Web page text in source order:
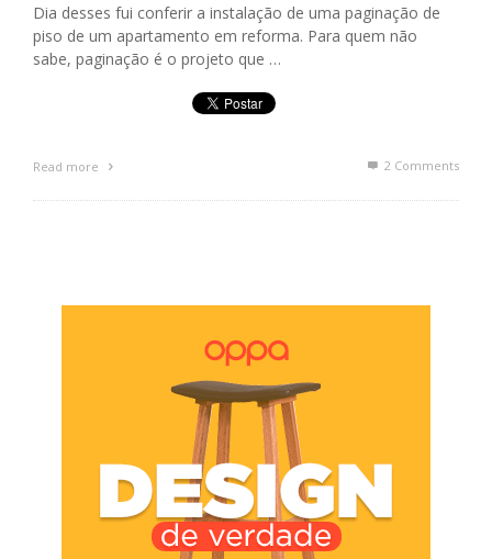
Dia desses fui conferir a instalação de uma paginação de
piso de um apartamento em reforma. Para quem não
sabe, paginação é o projeto que …
Read more 2 Comments